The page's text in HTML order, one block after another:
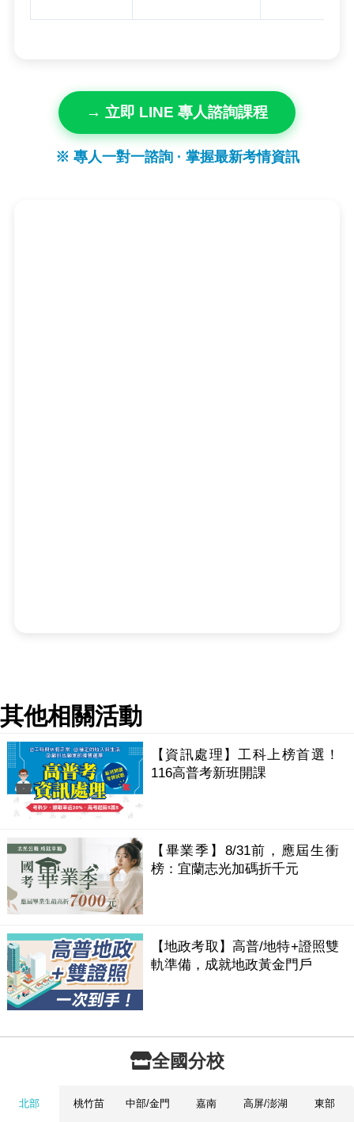
→ 立即 LINE 專人諮詢課程
※ 專人一對一諮詢 · 掌握最新考情資訊
其他相關活動
【資訊處理】工科上榜首選！
116高普考新班開課
【畢業季】8/31前，應屆生衝
榜：宜蘭志光加碼折千元
【地政考取】高普/地特+證照雙
軌準備，成就地政黃金門戶
全國分校
北部 桃竹苗 中部/金門 嘉南 高屏/澎湖 東部